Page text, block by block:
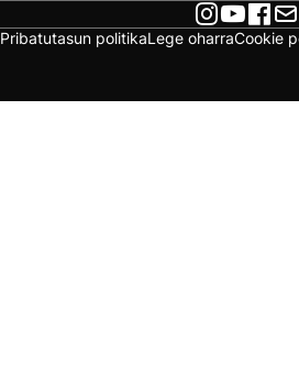
Pribatutasun politikaLege oharraCookie